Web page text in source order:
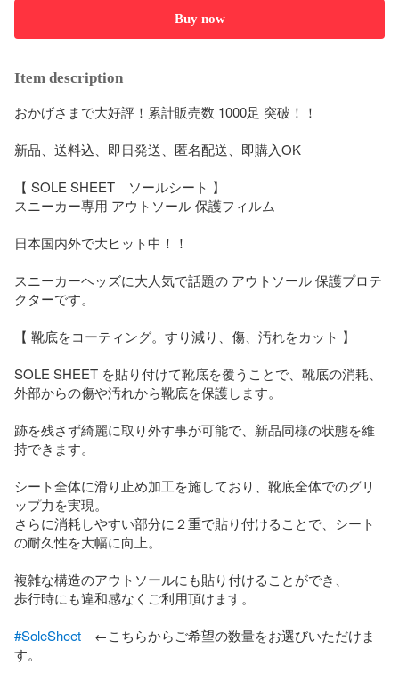
Buy now
Item description
おかげさまで大好評！累計販売数 1000足 突破！！
新品、送料込、即日発送、匿名配送、即購入OK
【 SOLE SHEET　ソールシート 】
スニーカー専用 アウトソール 保護フィルム
日本国内外で大ヒット中！！
スニーカーヘッズに大人気で話題の アウトソール 保護プロテ
クターです。
【 靴底をコーティング。すり減り、傷、汚れをカット 】
SOLE SHEET を貼り付けて靴底を覆うことで、靴底の消耗、
外部からの傷や汚れから靴底を保護します。
跡を残さず綺麗に取り外す事が可能で、新品同様の状態を維
持できます。
シート全体に滑り止め加工を施しており、靴底全体でのグリ
ップ力を実現。
さらに消耗しやすい部分に２重で貼り付けることで、シート
の耐久性を大幅に向上。
複雑な構造のアウトソールにも貼り付けることができ、
歩行時にも違和感なくご利用頂けます。
#SoleSheet ←こちらからご希望の数量をお選びいただけま
す。